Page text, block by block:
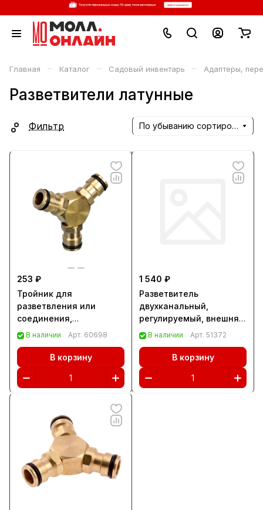
Главная – Каталог – Садовый инвентарь – Адаптеры,
Разветвители латунные
Фильтр По убыванию сортировки
253 ₽
Тройник для
разветвления или
соединения,
штуцерный, латунный
В наличии Арт. 60698
В корзину
1 540 ₽
Разветвитель
двухканальный,
регулируемый, внешняя
и внутренняя резьба
В наличии Арт. 51372
В корзину